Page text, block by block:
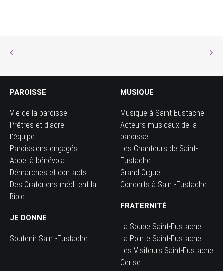
PAROISSE
Vie de la paroisse
Prêtres et diacre
L’équipe
Paroissiens engagés
Appel à bénévolat
Démarches et contacts
Des Oratoriens méditent la
Bible
JE DONNE
Soutenir Saint-Eustache
MUSIQUE
Musique à Saint-Eustache
Acteurs musicaux de la
paroisse
Les Chanteurs de Saint-
Eustache
Grand Orgue
Concerts à Saint-Eustache
FRATERNITÉ
La Soupe Saint-Eustache
La Pointe Saint-Eustache
Les Visiteurs Saint-Eustache
Cerise